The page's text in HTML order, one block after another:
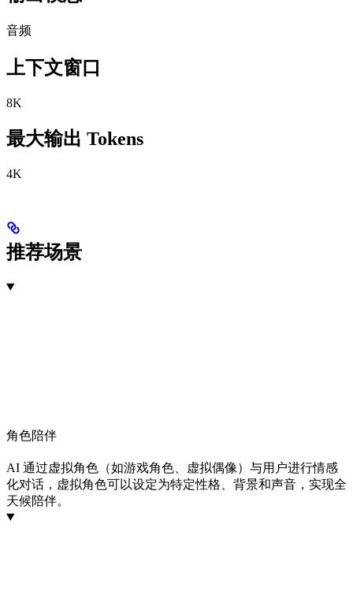
音频
上下文窗口
8K
最大输出 Tokens
4K
推荐场景
角色陪伴
AI 通过虚拟角色（如游戏角色、虚拟偶像）与用户进行情感
化对话，虚拟角色可以设定为特定性格、背景和声音，实现全
天候陪伴。